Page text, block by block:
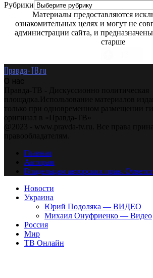
Рубрики
Материалы предоставляются
ознакомительных целях и могут не
администрации сайта, и
старше
Правда-ТВ.ru
О нас
Правда-ТВ - Дискуссионно политическая
площадка.Использование материалов
только при одновременном размещении
оригинал в «Правда-ТВ»
@2023 - www.pravda-tv.ru. Все права
правообладателям.
Главная
Авторам
Владельцам авторских прав.
Новости
Украина
Юрий Подоляка — ВИДЕО
Михаил Онуфриенко — Видео
Россия
Мир
ТВ Онлайн